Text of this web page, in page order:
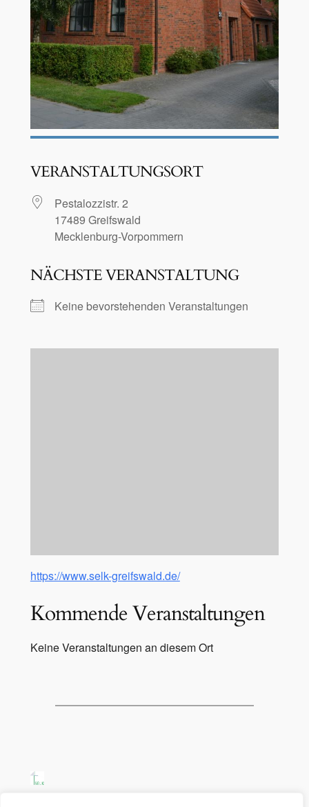
VERANSTALTUNGSORT
Pestalozzistr. 2
17489 Greifswald
Mecklenburg-Vorpommern
NÄCHSTE VERANSTALTUNG
Keine bevorstehenden Veranstaltungen
https://www.selk-greifswald.de/
Kommende Veranstaltungen
Keine Veranstaltungen an diesem Ort